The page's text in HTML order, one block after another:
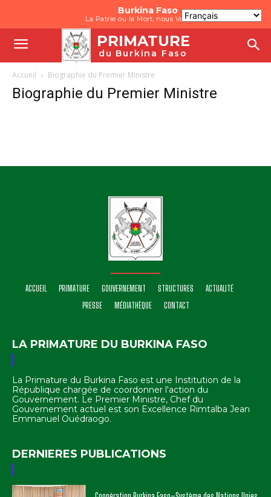
Burkina Faso
La Patrie ou la Mort, nous Vaincrons
PRIMATURE
du Burkina Faso
Accueil Biographie du Premier Ministre
Biographie du Premier Ministre
ACCUEIL PRIMATURE GOUVERNEMENT STRUCTURES
ACTUALITÉ
PRESSE
MÉDIATHÈQUE CONTACT
LA PRIMATURE DU BURKINA FASO
La Primature du Burkina Faso est une Institution de la
République chargée de coordonner l'action du
Gouvernement. Le Premier Ministre, Chef du
Gouvernement actuel est son Excellence Rimtalba Jean
Emmanuel Ouédraogo.
DERNIERES PUBLICATIONS